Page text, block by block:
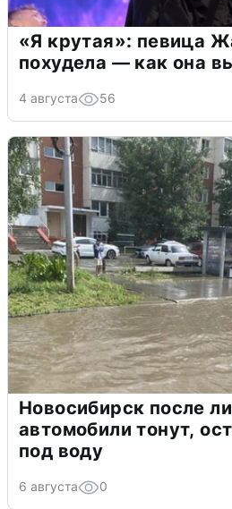
«Я крутая»: певица
похудела — как она
4 августа 56
Новосибирск после
автомобили тонут,
под воду
6 августа 0